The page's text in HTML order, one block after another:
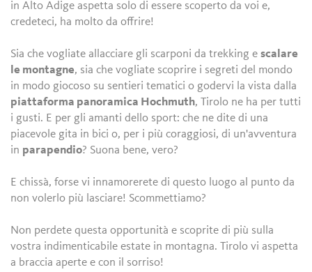
in Alto Adige aspetta solo di essere scoperto da voi e,
credeteci, ha molto da offrire!
Sia che vogliate allacciare gli scarponi da trekking escalare
le montagne, sia che vogliate scoprire i segreti del mondo
in modo giocoso su sentieri tematici o godervi la vista dalla
piattaforma panoramica Hochmuth, Tirolo ne ha per tutti
i gusti. E per gli amanti dello sport: che ne dite di una
piacevole gita in bici o, per i più coraggiosi, di un'avventura
in parapendio? Suona bene, vero?
E chissà, forse vi innamorerete di questo luogo al punto da
non volerlo più lasciare! Scommettiamo?
Non perdete questa opportunità e scoprite di più sulla
vostra indimenticabile estate in montagna. Tirolo vi aspetta
a braccia aperte e con il sorriso!